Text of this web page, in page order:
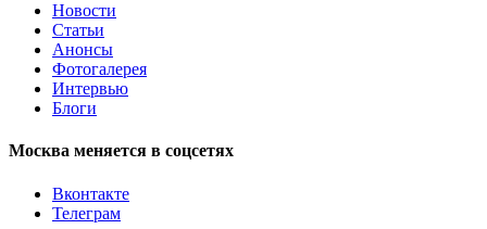
Новости
Статьи
Анонсы
Фотогалерея
Интервью
Блоги
Москва меняется в соцсетях
Вконтакте
Телеграм